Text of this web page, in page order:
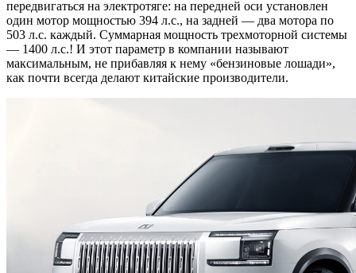
передвигаться на электротяге: на передней оси установлен
один мотор мощностью 394 л.с., на задней — два мотора по
503 л.с. каждый. Суммарная мощность трехмоторной системы
— 1400 л.с.! И этот параметр в компании называют
максимальным, не прибавляя к нему «бензиновые лошади»,
как почти всегда делают китайские производители.